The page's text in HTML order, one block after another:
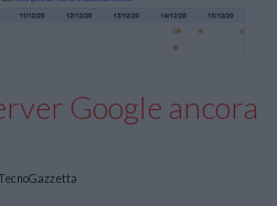
Google ancora